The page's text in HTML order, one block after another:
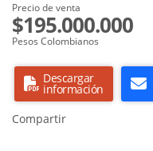
Precio de venta
$195.000.000
Pesos Colombianos
Descargar
información
Compartir